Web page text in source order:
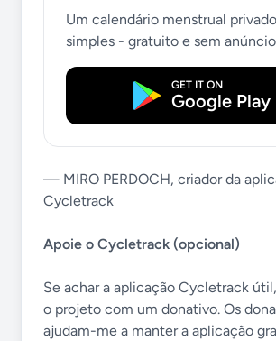
Um calendário menstrual
simples - gratuito e sem
GET IT ON
Google Play
— MIRO PERDOCH, criador da
Cycletrack
Apoie o Cycletrack (opcional)
Se achar a aplicação Cycletrack
o projeto com um donativo. Os
ajudam-me a manter a aplicação